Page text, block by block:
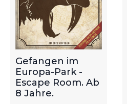
Gefangen im
Europa-Park -
Escape Room. Ab
8 Jahre.